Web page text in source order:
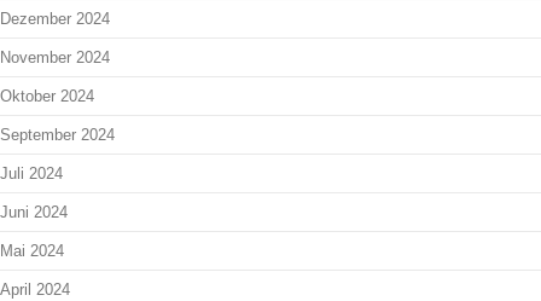
Dezember 2024
November 2024
Oktober 2024
September 2024
Juli 2024
Juni 2024
Mai 2024
April 2024